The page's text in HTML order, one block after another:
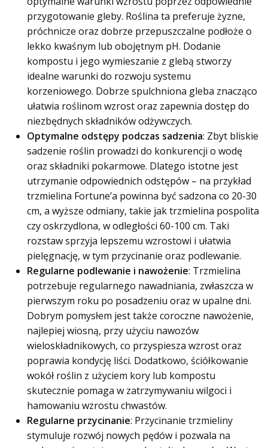
przygotowanie gleby. Roślina ta preferuje żyzne,
próchnicze oraz dobrze przepuszczalne podłoże o
lekko kwaśnym lub obojętnym pH. Dodanie
kompostu i jego wymieszanie z glebą stworzy
idealne warunki do rozwoju systemu
korzeniowego. Dobrze spulchniona gleba znacząco
ułatwia roślinom wzrost oraz zapewnia dostęp do
niezbędnych składników odżywczych.
Optymalne odstępy podczas sadzenia: Zbyt bliskie
sadzenie roślin prowadzi do konkurencji o wodę
oraz składniki pokarmowe. Dlatego istotne jest
utrzymanie odpowiednich odstępów – na przykład
trzmielina Fortune’a powinna być sadzona co 20-30
cm, a wyższe odmiany, takie jak trzmielina pospolita
czy oskrzydlona, w odległości 60-100 cm. Taki
rozstaw sprzyja lepszemu wzrostowi i ułatwia
pielęgnację, w tym przycinanie oraz podlewanie.
Regularne podlewanie i nawożenie: Trzmielina
potrzebuje regularnego nawadniania, zwłaszcza w
pierwszym roku po posadzeniu oraz w upalne dni.
Dobrym pomysłem jest także coroczne nawożenie,
najlepiej wiosną, przy użyciu nawozów
wieloskładnikowych, co przyspiesza wzrost oraz
poprawia kondycję liści. Dodatkowo, ściółkowanie
wokół roślin z użyciem kory lub kompostu
skutecznie pomaga w zatrzymywaniu wilgoci i
hamowaniu wzrostu chwastów.
Regularne przycinanie: Przycinanie trzmieliny
stymuluje rozwój nowych pędów i pozwala na